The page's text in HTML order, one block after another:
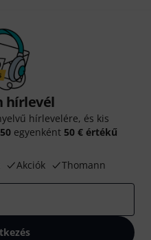
hírlevél
hírlevelére, és kis
50 egyenként 50 € értékű
Akciók Thomann